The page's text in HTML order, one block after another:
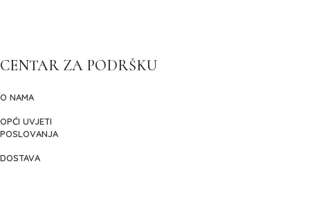
CENTAR ZA PODRŠKU
O NAMA
OPĆI UVJETI
POSLOVANJA
DOSTAVA